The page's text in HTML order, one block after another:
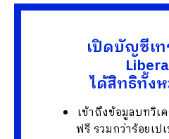
เปิดบัญชีเ
ได้สิทธิทั้ง
เข้าถึงข้อมูลบทวิเ
ฟรี รวมกว่าร้อยเป